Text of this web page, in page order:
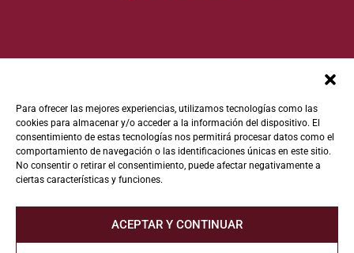
Para ofrecer las mejores experiencias, utilizamos tecnologías como las
cookies para almacenar y/o acceder a la información del dispositivo. El
consentimiento de estas tecnologías nos permitirá procesar datos como el
comportamiento de navegación o las identificaciones únicas en este sitio.
No consentir o retirar el consentimiento, puede afectar negativamente a
ciertas características y funciones.
ACEPTAR Y CONTINUAR